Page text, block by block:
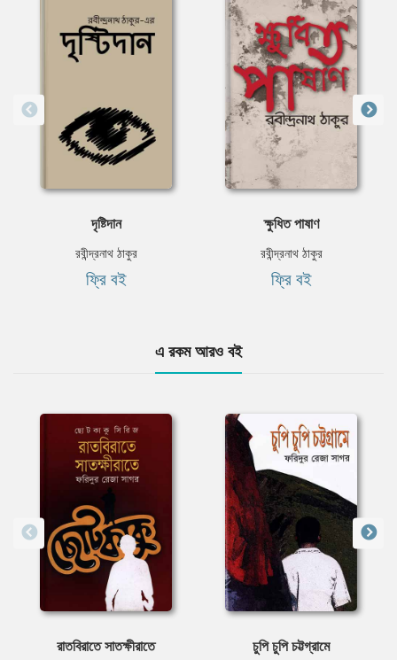
দৃষ্টিদান
রবীন্দ্রনাথ ঠাকুর
ফ্রি বই
ক্ষুধিত পাষাণ
রবীন্দ্রনাথ ঠাকুর
ফ্রি বই
এ রকম আরও বই
রাতবিরাতে সাতক্ষীরাতে চুপি চুপি চট্টগ্রামে